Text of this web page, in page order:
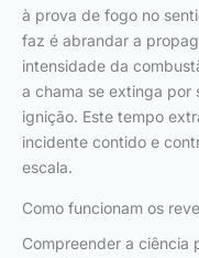
à prova de fogo no
faz é abrandar a
intensidade da
a chama se extinga por
ignição. Este tempo
incidente contido e
escala.
Como funcionam os
Compreender a ciência